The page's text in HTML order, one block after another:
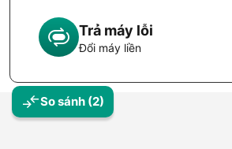
So sánh (2)
Trả máy lỗi
Đổi máy liền